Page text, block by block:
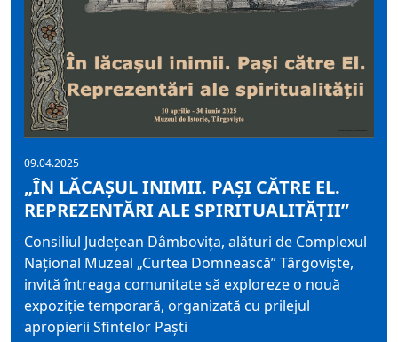
09.04.2025
„ÎN LĂCAȘUL INIMII. PAȘI CĂTRE EL.
REPREZENTĂRI ALE SPIRITUALITĂȚII”
Consiliul Județean Dâmbovița, alături de Complexul
Național Muzeal „Curtea Domnească” Târgoviște,
invită întreaga comunitate să exploreze o nouă
expoziție temporară, organizată cu prilejul
apropierii Sfintelor Paști